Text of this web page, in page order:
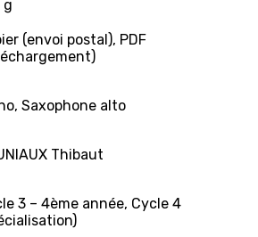
g
(envoi postal), PDF
Saxophone alto
Thibaut
3 – 4ème année, Cycle 4